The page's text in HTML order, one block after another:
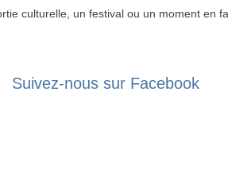
culturelle, un festival ou un moment en
Suivez-nous sur Facebook